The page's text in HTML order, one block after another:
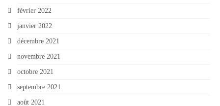
février 2022
janvier 2022
décembre 2021
novembre 2021
octobre 2021
septembre 2021
août 2021